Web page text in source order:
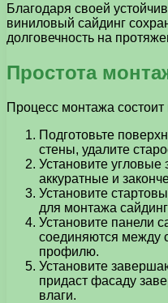
Благодаря своей
виниловый сайдинг
долговечность на
Простота
Процесс монтажа состоит
Подготовьте
стены, удалите
Установите угловые
аккуратные и
Установите
для монтажа
Установите панели
соединяются между
профилю.
Установите
придаст фасаду
влаги.